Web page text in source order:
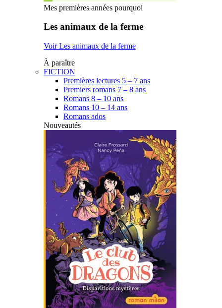
Mes premières années pourquoi
Les animaux de la ferme
Voir Les animaux de la ferme
À paraître
FICTION
Premières lectures 5 – 7 ans
Premiers romans 7 – 8 ans
Romans 8 – 10 ans
Romans 10 – 14 ans
Romans ados
Nouveautés